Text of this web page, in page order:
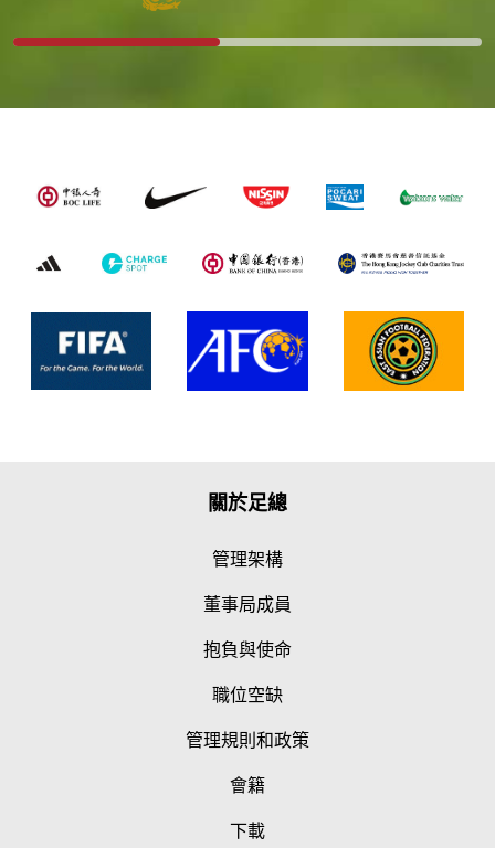
關於足總
管理架構
董事局成員
抱負與使命
職位空缺
管理規則和政策
會籍
下載